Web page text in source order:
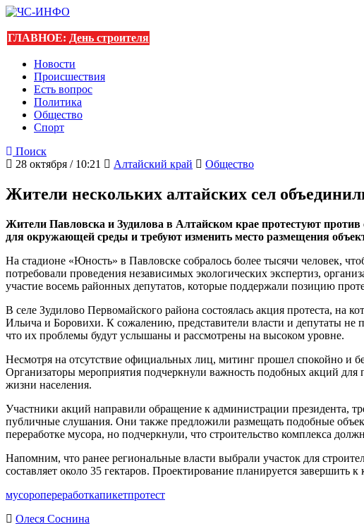
ГЛАВНОЕ: День строителя
Новости
Происшествия
Есть вопрос
Политика
Общество
Спорт
Поиск
28 октября / 10:21
Алтайский край Общество
Жители нескольких алтайских сел
Жители Павловска и Зудилова в Алтайском крае протестуют
для окружающей среды и требуют изменить место размещения
На стадионе «Юность» в Павловске собралось более тысячи человек,
потребовали проведения независимых экологических экспертиз,
участие восемь районных депутатов, которые поддержали позицию
В селе Зудилово Первомайского района состоялась акция протеста, на
Ильича и Боровихи. К сожалению, представители власти и депутаты
что их проблемы будут услышаны и рассмотрены на высоком уровне.
Несмотря на отсутствие официальных лиц, митинг прошел спокойно и
Организаторы мероприятия подчеркнули важность подобных акций для
жизни населения.
Участники акций направили обращение к администрации президента,
публичные слушания. Они также предложили размещать подобные
переработке мусора, но подчеркнули, что строительство комплекса
Напомним, что ранее региональные власти выбрали участок для
составляет около 35 гектаров. Проектирование планируется завершить
мусоропереработкапикетпротест
Олеся Соснина